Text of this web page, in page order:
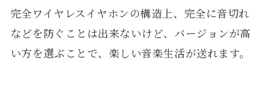
完全ワイヤレスイヤホンの構造上、完全に音切れ
などを防ぐことは出来ないけど、バージョンが高
い方を選ぶことで、楽しい音楽生活が送れます。